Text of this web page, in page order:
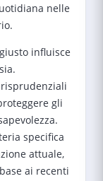
nelle
influisce
gli
specifica
attuale,
ai recenti